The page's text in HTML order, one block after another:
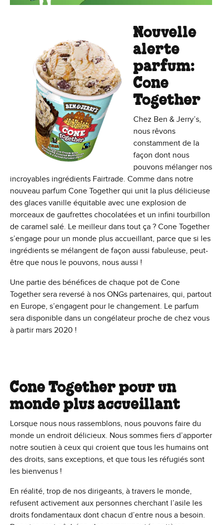
Nouvelle
alerte
parfum:
Cone
Together
Chez Ben & Jerry’s,
nous rêvons
constamment de la
façon dont nous
pouvons mélanger nos
incroyables ingrédients Fairtrade. Comme dans notre
nouveau parfum Cone Together qui unit la plus délicieuse
des glaces vanille équitable avec une explosion de
morceaux de gaufrettes chocolatées et un infini tourbillon
de caramel salé. Le meilleur dans tout ça ? Cone Together
s’engage pour un monde plus accueillant, parce que si les
ingrédients se mélangent de façon aussi fabuleuse, peut-
être que nous le pouvons, nous aussi !
Une partie des bénéfices de chaque pot de Cone
Together sera reversé à nos ONGs partenaires, qui, partout
en Europe, s’engagent pour le changement. Le parfum
sera disponible dans un congélateur proche de chez vous
à partir mars 2020 !
Cone Together pour un
monde plus accueillant
Lorsque nous nous rassemblons, nous pouvons faire du
monde un endroit délicieux. Nous sommes fiers d’apporter
notre soutien à ceux qui croient que tous les humains ont
des droits, sans exceptions, et que tous les réfugiés sont
les bienvenus !
En réalité, trop de nos dirigeants, à travers le monde,
refusent activement aux personnes cherchant l’asile les
droits fondamentaux dont chacun d’entre nous a besoin.